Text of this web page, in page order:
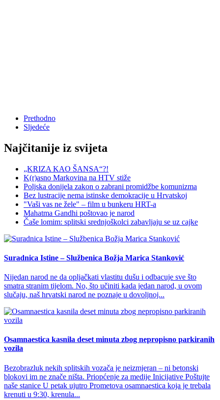
Prethodno
Sljedeće
Najčitanije iz svijeta
„KRIZA KAO ŠANSA“?!
K(r)asno Markovina na HTV stiže
Poljska donijela zakon o zabrani promidžbe komunizma
Bez lustracije nema istinske demokracije u Hrvatskoj
"Vaši vas ne žele" – film u bunkeru HRT-a
Mahatma Gandhi poštovao je narod
Čaše lomim: splitski srednjoškolci zabavljaju se uz cajke
Suradnica Istine – Službenica Božja Marica Stanković
Nijedan narod ne da opljačkati vlastitu dušu i odbacuje sve što
smatra stranim tijelom. No, što učiniti kada jedan narod, u ovom
slučaju, naš hrvatski narod ne poznaje u dovoljnoj...
Osamnaestica kasnila deset minuta zbog nepropisno parkiranih
vozila
Bezobrazluk nekih splitskih vozača je neizmjeran – ni betonski
blokovi im ne znače ništa. Priopćenje za medije Inicijative Poštujte
naše stanice U petak ujutro Prometova osamnaestica koja je trebala
krenuti u 9:30, krenula...